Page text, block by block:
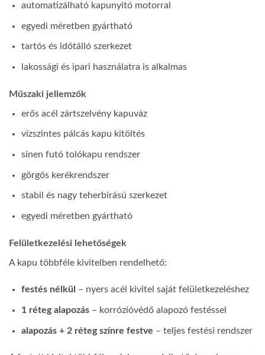
automatizálható kapunyitó motorral
egyedi méretben gyártható
tartós és időtálló szerkezet
lakossági és ipari használatra is alkalmas
Műszaki jellemzők
erős acél zártszelvény kapuváz
vízszintes pálcás kapu kitöltés
sínen futó tolókapu rendszer
görgős kerékrendszer
stabil és nagy teherbírású szerkezet
egyedi méretben gyártható
Felületkezelési lehetőségek
A kapu többféle kivitelben rendelhető:
festés nélkül – nyers acél kivitel saját felületkezeléshez
1 réteg alapozás– korrózióvédő alapozó festéssel
alapozás + 2 réteg színre festve – teljes festési rendszer